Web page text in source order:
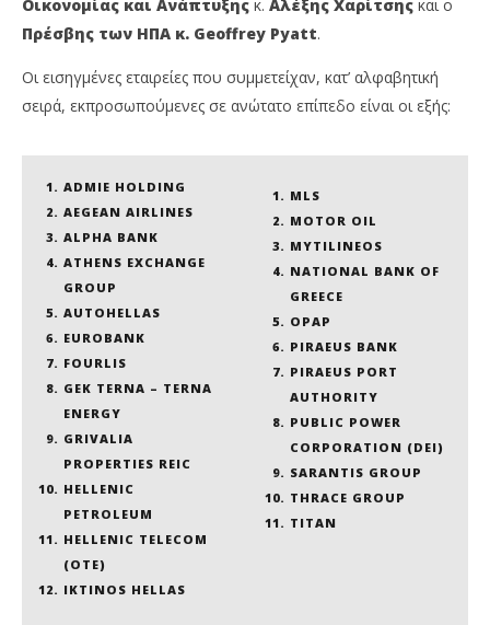
Οικονομίας και Ανάπτυξης κ. Αλέξης Χαρίτσης και ο
Πρέσβης των ΗΠΑ κ. Geoffrey Pyatt.
Οι εισηγμένες εταιρείες που συμμετείχαν, κατ’ αλφαβητική
σειρά, εκπροσωπούμενες σε ανώτατο επίπεδο είναι οι εξής:
ADMIE HOLDING
AEGEAN AIRLINES
ALPHA BANK
ATHENS EXCHANGE
GROUP
AUTOHELLAS
EUROBANK
FOURLIS
GEK TERNA – TERNA
ENERGY
GRIVALIA
PROPERTIES REIC
HELLENIC
PETROLEUM
HELLENIC TELECOM
(OTE)
IKTINOS HELLAS
MLS
MOTOR OIL
MYTILINEOS
NATIONAL BANK OF
GREECE
OPAP
PIRAEUS BANK
PIRAEUS PORT
AUTHORITY
PUBLIC POWER
CORPORATION (DEI)
SARANTIS GROUP
THRACE GROUP
TITAN